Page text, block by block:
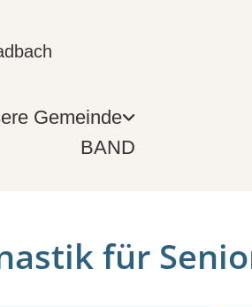
Gemeinde
BAND
für